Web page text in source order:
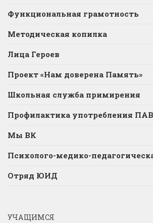
Функциональная грамотность
Методическая копилка
Лица Героев
Проект «Нам доверена Память»
Школьная служба примирения
Профилактика употребления ПАВ
Мы ВК
Психолого-медико-
Отряд ЮИД
УЧАЩИМСЯ